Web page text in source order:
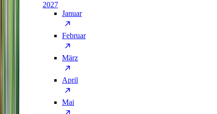
2027
Januar
Februar
März
April
Mai